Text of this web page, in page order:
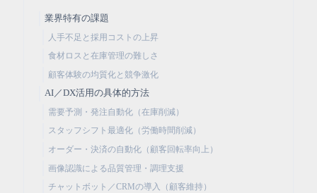
業界特有の課題
人手不足と採用コストの上昇
食材ロスと在庫管理の難しさ
顧客体験の均質化と競争激化
AI／DX活用の具体的方法
需要予測・発注自動化（在庫削減）
スタッフシフト最適化（労働時間削減）
オーダー・決済の自動化（顧客回転率向上）
画像認識による品質管理・調理支援
チャットボット／CRMの導入（顧客維持）